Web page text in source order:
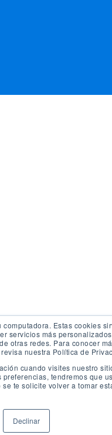
Estas cookies
servicios más
otras redes. Para conocer
nuestra Política de
cuando visites nuestro
tendremos que
te solicite volver a tomar
Declinar